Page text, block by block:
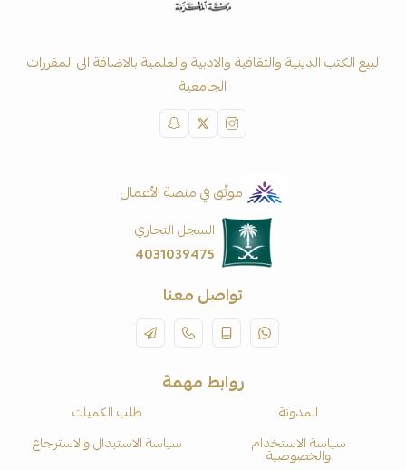
لبيع الكتب الدينية والثقافية والادبية والعلمية بالاضافة الى المقررات
الجامعية
موثّق في منصة الأعمال
السجل التجاري
4031039475
تواصل معنا
روابط مهمة
المدونة
طلب الكميات
سياسة الاستخدام
والخصوصية
سياسة الاستبدال والاسترجاع